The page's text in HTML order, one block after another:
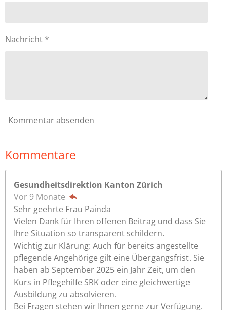
Nachricht *
Kommentar absenden
Kommentare
Gesundheitsdirektion Kanton Zürich
Vor 9 Monate
Sehr geehrte Frau Painda
Vielen Dank für Ihren offenen Beitrag und dass Sie
Ihre Situation so transparent schildern.
Wichtig zur Klärung: Auch für bereits angestellte
pflegende Angehörige gilt eine Übergangsfrist. Sie
haben ab September 2025 ein Jahr Zeit, um den
Kurs in Pflegehilfe SRK oder eine gleichwertige
Ausbildung zu absolvieren.
Bei Fragen stehen wir Ihnen gerne zur Verfügung.